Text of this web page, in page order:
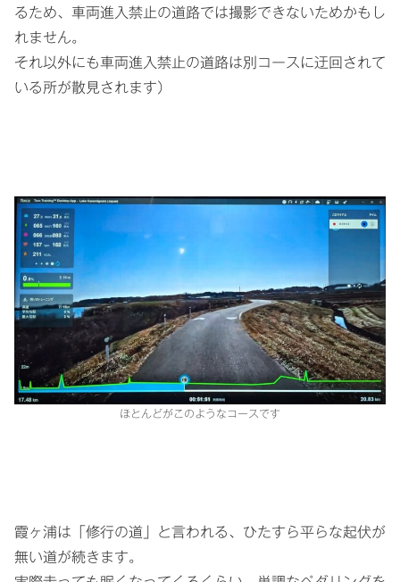
るため、車両進入禁止の道路では撮影できないためかもし
れません。
それ以外にも車両進入禁止の道路は別コースに迂回されて
いる所が散見されます）
ほとんどがこのようなコースです
霞ヶ浦は「修行の道」と言われる、ひたすら平らな起伏が
無い道が続きます。